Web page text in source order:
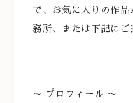
で、お気に入りの作
務所、または下記にご
〜 プロフィール 〜